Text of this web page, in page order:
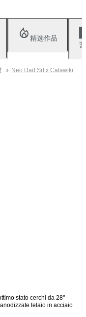
精选作品
Neo Dad Srl x Catawiki
stato cerchi da 28" -
telaio in acciaio